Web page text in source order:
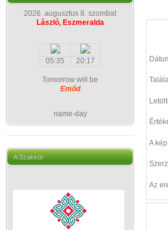
2026. augusztus 8. szombat
László, Eszmeralda
05:35 20:17
Tomorrow will be
Emőd
name-day
A Szakkör
A
Az